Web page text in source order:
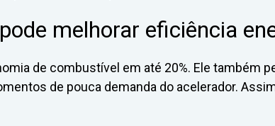
melhorar eficiência
de combustível em até 20%. Ele também
de pouca demanda do acelerador.